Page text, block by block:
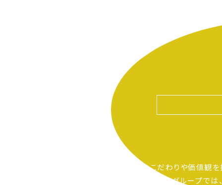
自分たちのこだわりや価値観
ピアーサーティーグループでは